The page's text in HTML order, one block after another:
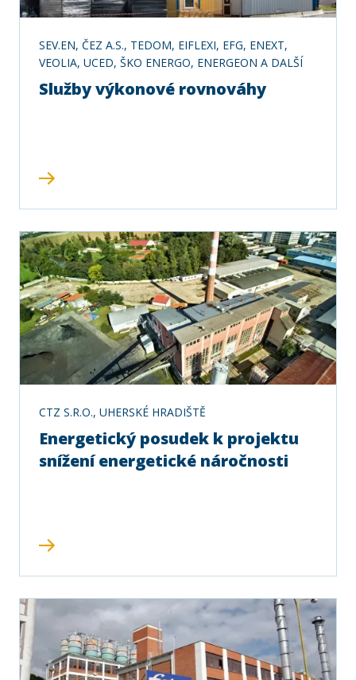
SEV.EN, ČEZ A.S., TEDOM, EIFLEXI, EFG, ENEXT,
VEOLIA, UCED, ŠKO ENERGO, ENERGEON A DALŠÍ
Služby výkonové rovnováhy
CTZ S.R.O., UHERSKÉ HRADIŠTĚ
Energetický posudek k projektu
snížení energetické náročnosti